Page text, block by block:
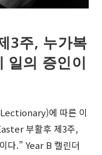
3주, 누가복
일의 증인이
에 따른 이
부활후 제3주,
다.” Year B 캘린더